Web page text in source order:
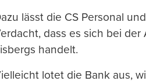
lässt die CS Personal
dass es sich bei
handelt.
lotet die Bank aus,